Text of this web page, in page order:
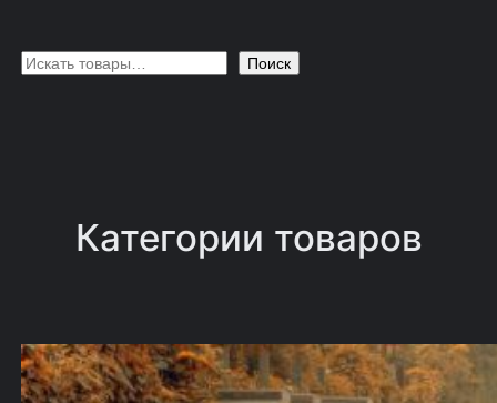
П
Поиск
Категории товаров